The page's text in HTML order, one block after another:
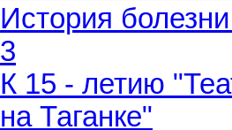
История
3
К 15 - летию
на Таганке"